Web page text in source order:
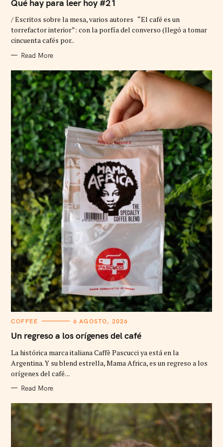
E
O
R
I
E
Qué hay para leer hoy #21
/ Escritos sobre la mesa, varios autores “El café es un
torrefactor interior”: con la porfía del converso (llegó a tomar
cincuenta cafés por..
Read More
C
T
E
O
R
I
E
COFFEE 6 AGOSTO, 2026
Un regreso a los orígenes del café
La histórica marca italiana Caffè Pascucci ya está en la
Argentina. Y su blend estrella, Mama Africa, es un regreso a los
orígenes del café. ..
Read More